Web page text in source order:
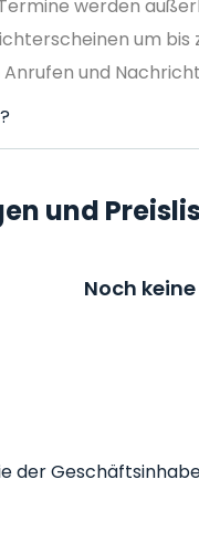
werden
um bis
und
und
Noch
der